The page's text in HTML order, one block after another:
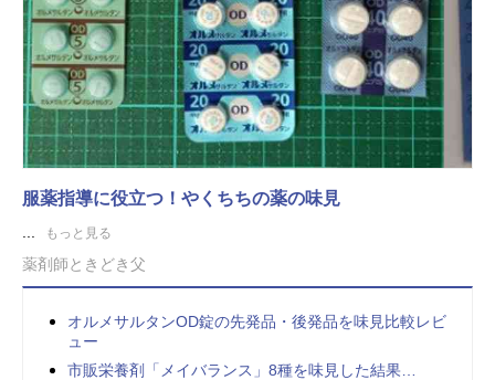
服薬指導に役立つ！やくちちの薬の味見
もっと見る
薬剤師ときどき父
オルメサルタンOD錠の先発品・後発品を味見比較レビ
ュー
市販栄養剤「メイバランス」8種を味見した結果…